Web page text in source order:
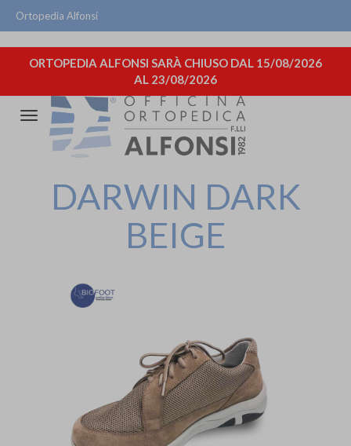
Ortopedia Alfonsi
ORTOPEDIA ALFONSI SARÀ CHIUSO DAL 15/08/2026
AL 23/08/2026
Attiva/disattiva
navigazione
DARWIN DARK
BEIGE